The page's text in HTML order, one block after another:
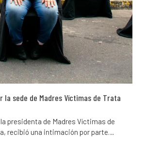
la sede de Madres Víctimas de Trata
presidenta de Madres Víctimas de
recibió una intimación por parte…